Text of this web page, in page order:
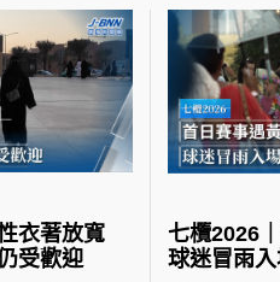
衣著放寬
受歡迎
七欖2026
球迷冒雨